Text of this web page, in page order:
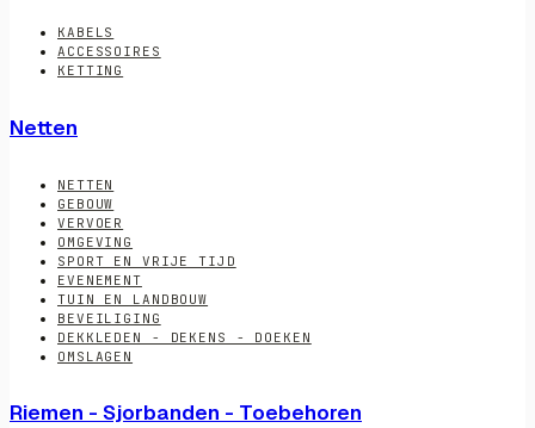
KABELS
ACCESSOIRES
KETTING
Netten
NETTEN
GEBOUW
VERVOER
OMGEVING
SPORT EN VRIJE TIJD
EVENEMENT
TUIN EN LANDBOUW
BEVEILIGING
DEKKLEDEN - DEKENS - DOEKEN
OMSLAGEN
Riemen - Sjorbanden - Toebehoren